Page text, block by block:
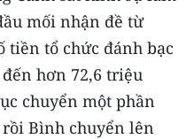
mối nhận đề từ
tiền tổ chức đánh bạc
hơn 72,6 triệu
chuyển một phần
Bình chuyển lên